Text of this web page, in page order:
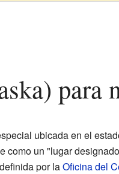
para
ubicada en el
como un "lugar
por laOficina del